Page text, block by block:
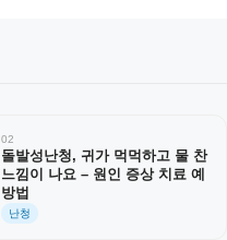
02
돌발성난청, 귀가 먹먹하고 물 찬
느낌이 나요 – 원인 증상 치료 예
방법
난청